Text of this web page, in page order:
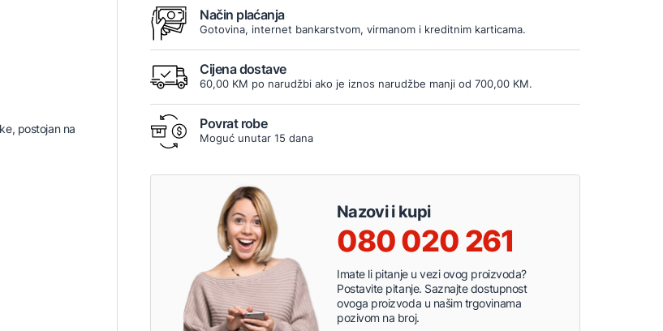
postojan na
Način plaćanja
Gotovina, internet bankarstvom, virmanom i kreditnim karticama.
Cijena dostave
60,00 KM po narudžbi ako je iznos narudžbe manji od 700,00 KM.
Povrat robe
Moguć unutar 15 dana
Nazovi i kupi
080 020 261
Imate li pitanje u vezi ovog proizvoda?
Postavite pitanje. Saznajte dostupnost
ovoga proizvoda u našim trgovinama
pozivom na broj.